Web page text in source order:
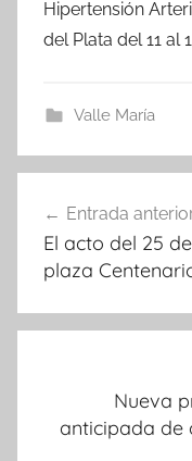
Hipertensión
del Plata del 11 al
Valle María
de
entradas
Entrada
El acto del 25
plaza
Nueva
anticipada de